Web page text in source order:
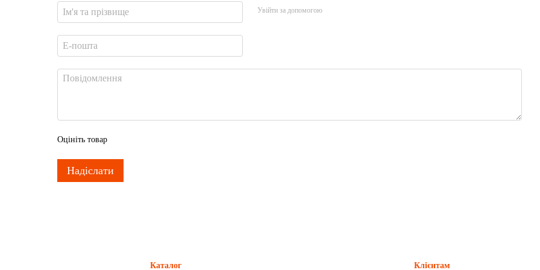
Увійти за допомогою
Оцініть товар
Надіслати
Каталог Клієнтам